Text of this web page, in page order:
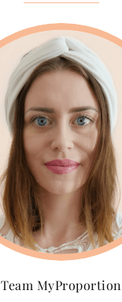
Team MyProportion